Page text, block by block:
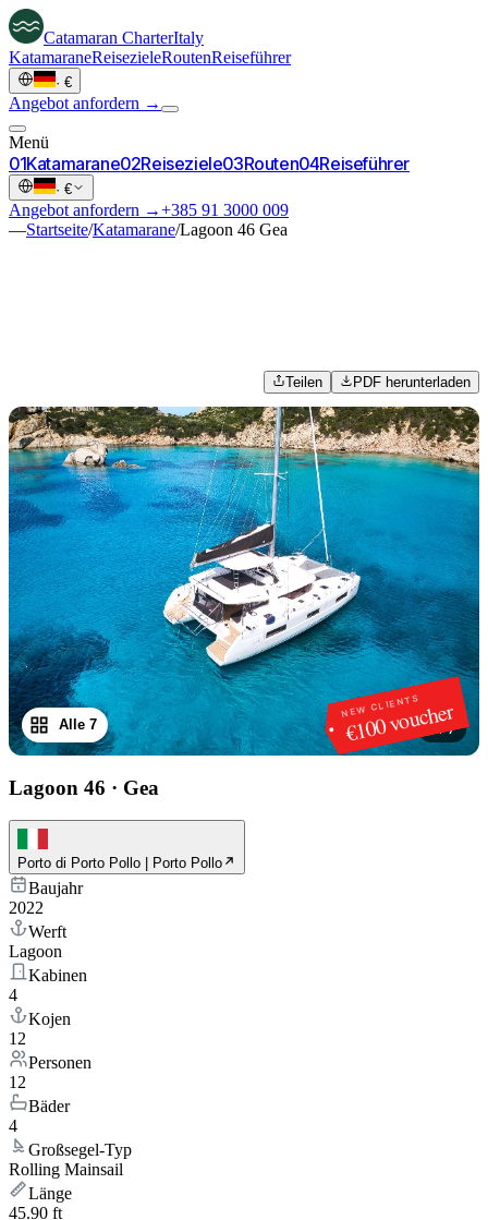
Catamaran CharterItaly
KatamaraneReisezieleRoutenReiseführer
· €
Angebot anfordern →
Menü
01Katamarane02Reiseziele03Routen04Reiseführer
· €
Angebot anfordern →+385 91 3000 009
—Startseite/Katamarane/Lagoon 46 Gea
Teilen PDF herunterladen
NEW CLIENTS
€100 voucher
1 /7
Alle 7
Lagoon 46 · Gea
Porto di Porto Pollo | Porto Pollo
Baujahr
2022
Werft
Lagoon
Kabinen
4
Kojen
12
Personen
12
Bäder
4
Großsegel-Typ
Rolling Mainsail
Länge
45.90 ft